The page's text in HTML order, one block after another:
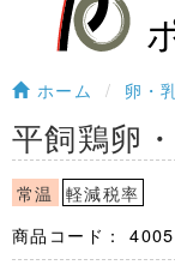
ホーム 卵・
平飼鶏卵
常温
軽減税率
商品コード：